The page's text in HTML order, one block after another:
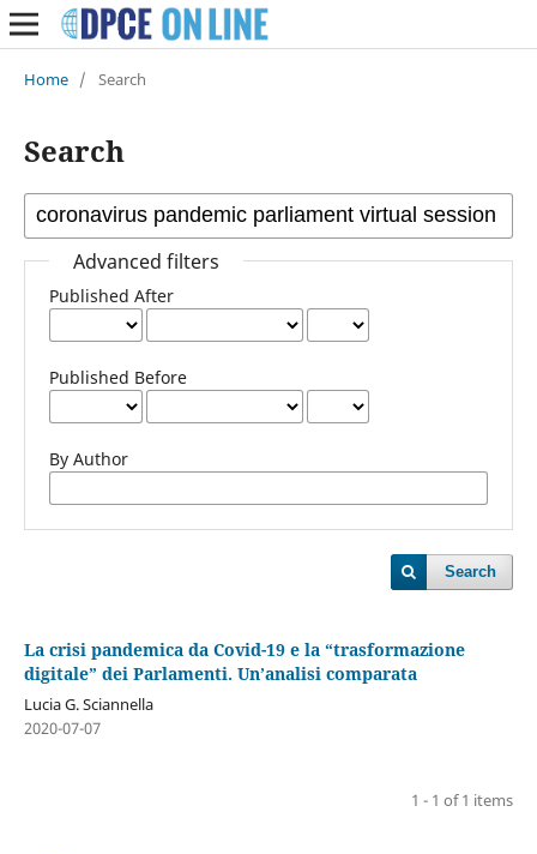
Home / Search
Search
Advanced filters
Published After
Published Before
By Author
Search
La crisi pandemica da Covid-19 e la “trasformazione
digitale” dei Parlamenti. Un’analisi comparata
Lucia G. Sciannella
2020-07-07
1 - 1 of 1 items